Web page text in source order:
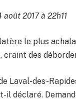
2017 à 22h11
le plus
craint des
Laval-des-
il déclaré.